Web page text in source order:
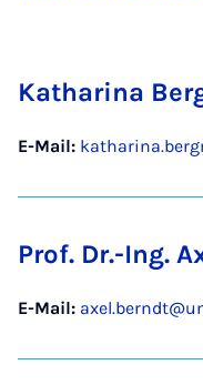
Katharina
E-Mail:
Prof. Dr.-Ing.
E-Mail: